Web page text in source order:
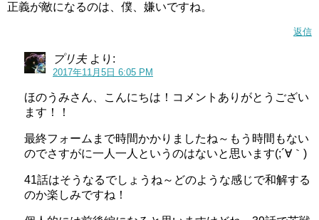
正義が敵になるのは、僕、嫌いですね。
返信
プリ夫 より:
2017年11月5日 6:05 PM
ほのうみさん、こんにちは！コメントありがとうござい
ます！！
最終フォームまで時間かかりましたね～もう時間もない
のでさすがに一人一人というのはないと思います(;´∀｀)
41話はそうなるでしょうね～どのような感じで和解する
のか楽しみですね！